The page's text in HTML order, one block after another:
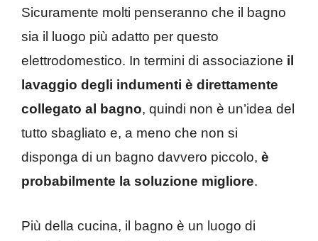
Sicuramente molti penseranno che il bagno
sia il luogo più adatto per questo
elettrodomestico. In termini di associazione il
lavaggio degli indumenti è direttamente
collegato al bagno, quindi non è un’idea del
tutto sbagliato e, a meno che non si
disponga di un bagno davvero piccolo, è
probabilmente la soluzione migliore.
Più della cucina, il bagno è un luogo di